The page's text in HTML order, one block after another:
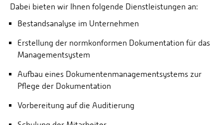
Dabei bieten wir Ihnen folgende Dienstleistungen an:
Bestandsanalyse im Unternehmen
Erstellung der normkonformen Dokumentation für das
Managementsystem
Aufbau eines Dokumentenmanagementsystems zur
Pflege der Dokumentation
Vorbereitung auf die Auditierung